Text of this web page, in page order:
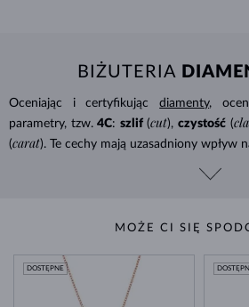
BIŻUTERIA
Oceniając i certyfikującdiamenty,
parametry, tzw. 4C: szlif (cut), czystość (
(carat). Te cechy mają uzasadniony wpływ
MOŻE CI SIĘ
DOSTĘPNE